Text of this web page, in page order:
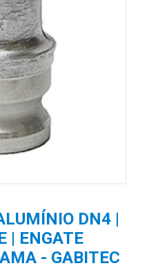
DN4 |
| ENGATE
- GABITEC